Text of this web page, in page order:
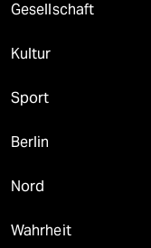
Gesellschaft
Kultur
Sport
Berlin
Nord
Wahrheit